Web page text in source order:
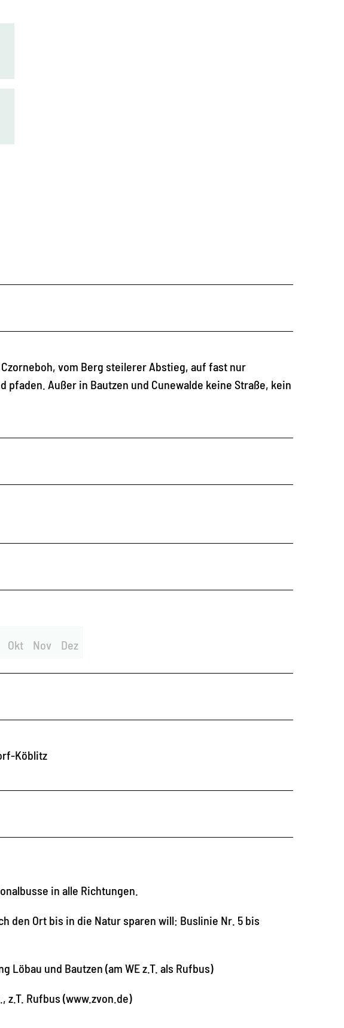
vom Berg steilerer Abstieg, auf fast nur
pfaden. Außer in Bautzen und Cunewalde keine Straße, kein
Okt Nov Dez
Köblitz
in alle Richtungen.
den Ort bis in die Natur sparen will: Buslinie Nr. 5 bis
Löbau und Bautzen (am WE z.T. als Rufbus)
z.T. Rufbus (www.zvon.de)